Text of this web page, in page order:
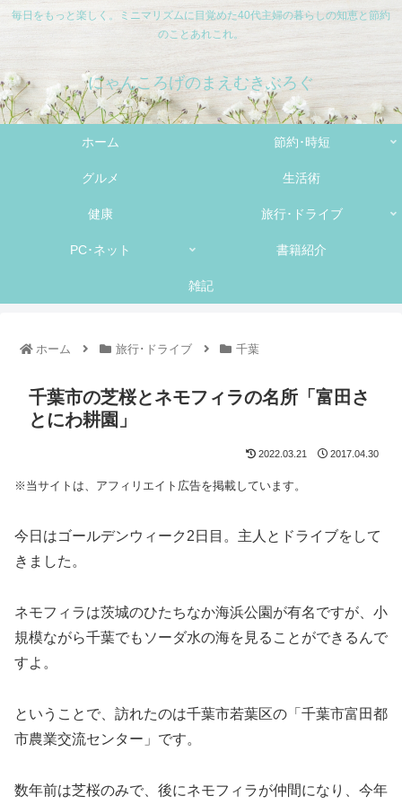
毎日をもっと楽しく。ミニマリズムに目覚めた40代主婦の暮らしの知恵と節約
のことあれこれ。
にゃんころげのまえむきぶろぐ
ホーム 節約･時短
グルメ 生活術
健康 旅行･ドライブ
PC･ネット 書籍紹介
雑記
ホーム 旅行･ドライブ 千葉
千葉市の芝桜とネモフィラの名所「富田さ
とにわ耕園」
2022.03.21 2017.04.30
※当サイトは、アフィリエイト広告を掲載しています。
今日はゴールデンウィーク2日目。主人とドライブをして
きました。
ネモフィラは茨城のひたちなか海浜公園が有名ですが、小
規模ながら千葉でもソーダ水の海を見ることができるんで
すよ。
ということで、訪れたのは千葉市若葉区の「千葉市富田都
市農業交流センター」です。
数年前は芝桜のみで、後にネモフィラが仲間になり、今年